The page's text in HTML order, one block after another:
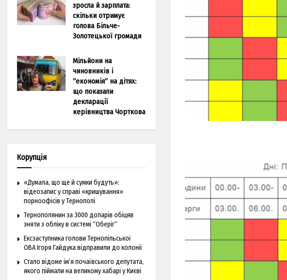
зросла й зарплата:
скільки отримує
голова Більче-
Золотецької громади
Мільйони на
чиновників і
“економія” на дітях:
що показали
декларації
керівництва Чорткова
Корупція
«Думала, що ще й сумки будуть»:
відеозапис у справі «кришування»
порноофісів у Тернополі
Тернополянин за 3000 доларів обіцяв
зняти з обліку в системі “Оберіг”
Ексзаступника голови Тернопільської
ОВА Ігоря Гайдука відправили до колонії
Стало відоме ім’я почаївського депутата,
якого піймали на великому хабарі у Києві